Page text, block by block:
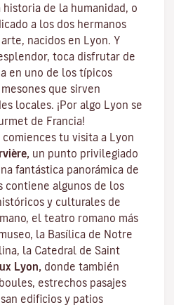
de la humanidad, o
a los dos hermanos
nacidos en Lyon. Y
toca disfrutar de
en uno de los típicos
que sirven
locales. ¡Por algo Lyon se
de Francia!
tu visita a Lyon
un punto privilegiado
fantástica panorámica de
contiene algunos de los
y culturales de
el teatro romano más
la Basílica de Notre
la Catedral de Saint
Lyon, donde también
, estrechos pasajes
edificios y patios